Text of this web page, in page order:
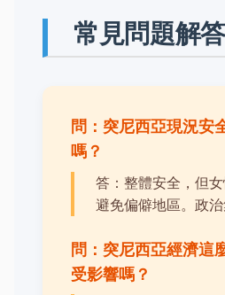
常見問題解
問：突尼西亞現況安
嗎？
答：整體安全，但女
避免偏僻地區。政治
問：突尼西亞經濟這
受影響嗎？